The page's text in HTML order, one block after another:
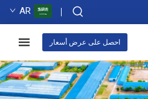
AR
احصل على عرض أسعار